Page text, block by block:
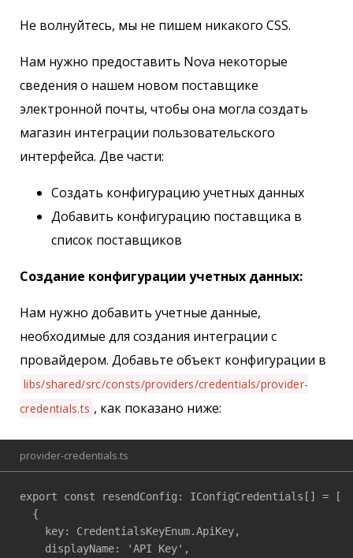
Не волнуйтесь, мы не пишем никакого CSS.
Нам нужно предоставить Nova некоторые
сведения о нашем новом поставщике
электронной почты, чтобы она могла создать
магазин интеграции пользовательского
интерфейса. Две части:
Создать конфигурацию учетных данных
Добавить конфигурацию поставщика в
список поставщиков
Создание конфигурации учетных данных:
Нам нужно добавить учетные данные,
необходимые для создания интеграции с
провайдером. Добавьте объект конфигурации в
libs/shared/src/consts/providers/credentials/provider-
credentials.ts , как показано ниже:
provider-credentials.ts
export const resendConfig: IConfigCredentials[] = [
  {
    key: CredentialsKeyEnum.ApiKey,
    displayName: 'API Key',